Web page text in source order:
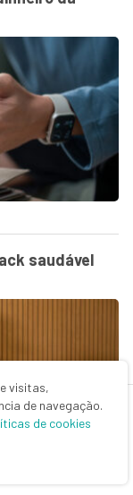
saudável
visitas,
de navegação.
de cookies